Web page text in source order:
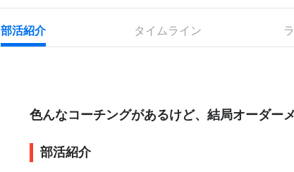
部活紹介 タイムライン
色んなコーチングがあるけど、結局オーダー
部活紹介